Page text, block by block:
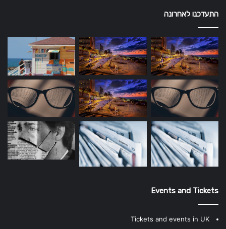
התעדכנו לאחרונה
Events and Tickets
Tickets and events in UK